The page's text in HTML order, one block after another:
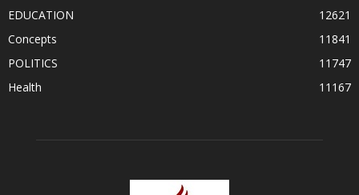
EDUCATION
12621
Concepts
11841
POLITICS
11747
Health
11167